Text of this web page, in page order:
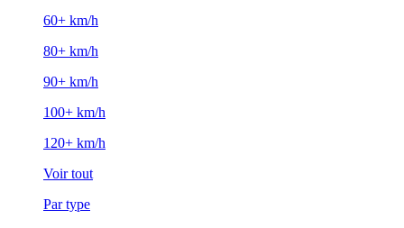
60+ km/h
80+ km/h
90+ km/h
100+ km/h
120+ km/h
Voir tout
Par type